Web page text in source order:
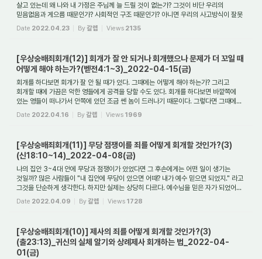
살고 있는데 왜 나와 내 가정은 주님께 늘 드릴 것이 없는가? 그것이 비단 우리의
믿음없음과 게으름 때문인가? 사회적인 구조 때문인가? 아니면 우리의 사고방식이 잘못
...
Date 2022.04.23 By갈렙 Views 2135
[우상숭배죄회개(12)] 회개가 잘 안 되거나 회개했으나 문제가 더 꼬일 때
어떻게 해야 하는가?(벧전4:1~3)_2022-04-15(금)
회개를 하다보면 회개가 잘 안 될 때가 있다. 그때에는 어떻게 해야 하는가? 그리고
회개할 때에 가끔은 악한 영들에게 공격을 당할 수도 있다. 회개를 하다보면 바깥쪽에
있는 영들이 떠나가서 안쪽에 있던 조금 쎈 놈이 드러나기 때문이다. 그렇다면 그때에...
Date 2022.04.16 By갈렙 Views 1969
[우상숭배죄회개(11)] 무당 점쟁이를 죄를 어떻게 회개할 것인가?(3)
(신18:10~14)_2022-04-08(금)
나의 집안 3~4대 안에 무당과 점쟁이가 있었다면 그 후손에게는 어떤 일이 생기는
것일까? 많은 사람들이 "내 집안에 무당이 있으면 어때? 내가 예수 믿으면 되었지." 라고
그것을 단순하게 생각한다. 하지만 실제는 상당히 다르다. 예수님을 믿은 자가 되었어...
Date 2022.04.09 By갈렙 Views 1728
[우상숭배죄회개(10)] 제사의 죄를 어떻게 회개할 것인가?(3)
(출23:13)_귀신의 실체 알기와 상례제사 회개하는 법_2022-04-
01(금)